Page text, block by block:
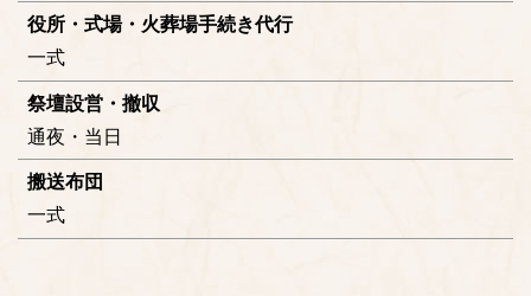
役所・式場・火葬場手続き代行
一式
祭壇設営・撤収
通夜・当日
搬送布団
一式